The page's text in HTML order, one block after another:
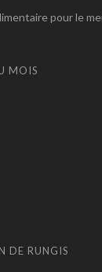
pour le
MOIS
DE RUNGIS